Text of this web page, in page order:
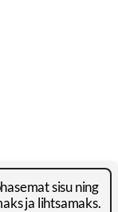
sisu ning
ja lihtsamaks.